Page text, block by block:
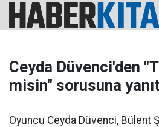
Ceyda Düvenci'den
misin" sorusuna
Oyuncu Ceyda Düvenci, Bülent